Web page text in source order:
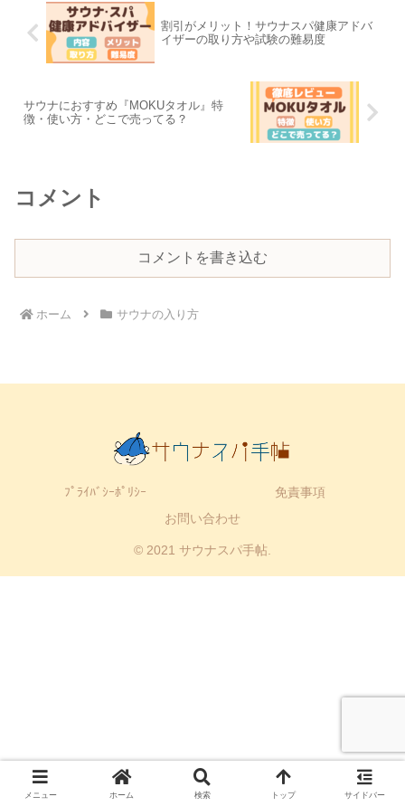
割引がメリット！サウナスパ健康アドバ
イザーの取り方や試験の難易度
サウナにおすすめ『MOKUタオル』特
徴・使い方・どこで売ってる？
コメント
コメントを書き込む
ホーム サウナの入り方
ﾌﾟﾗｲﾊﾞｼｰﾎﾟﾘｼｰ
免責事項
お問い合わせ
© 2021 サウナスパ手帖.
メニュー ホーム 検索 トップ サイドバー